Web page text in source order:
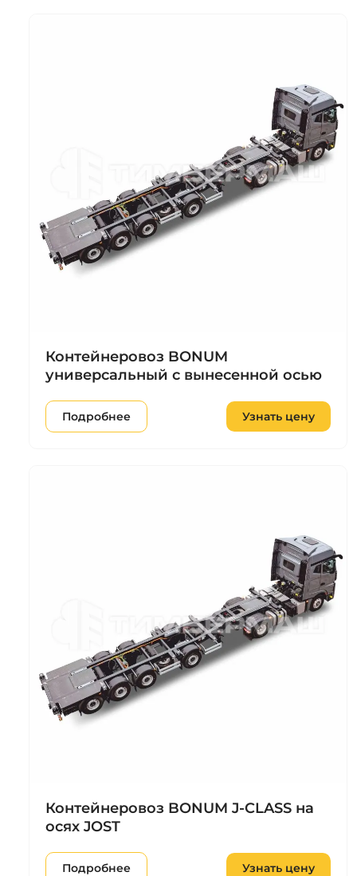
Контейнеровоз BONUM
универсальный с вынесенной осью
Подробнее Узнать цену
Контейнеровоз BONUM J-CLASS на
осях JOST
Подробнее Узнать цену